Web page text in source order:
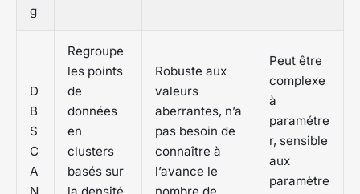
g
D
B
S
C
A
Regroupe
les points
de
données
en
clusters
basés sur
Robuste aux
valeurs
aberrantes, n’a
pas besoin de
connaître à
l’avance le
Peut être
complexe
à
paramétre
r, sensible
aux
paramètre